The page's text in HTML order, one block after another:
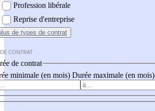
Profession libérale
Reprise d'entreprise
de types de contrat
CONTRAT
de contrat
minimale (en mois) Durée maximale (en mois)